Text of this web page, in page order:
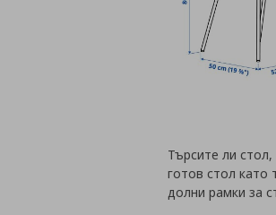
Търсите ли
готов стол като
долни рамки за